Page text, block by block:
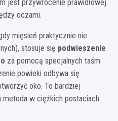
jest przywrócenie prawidłowej
oczami.
mięsień praktycznie nie
stosuje się podwieszenie
za pomocą specjalnych taśm
powieki odbywa się
oko. To bardziej
w ciężkich postaciach